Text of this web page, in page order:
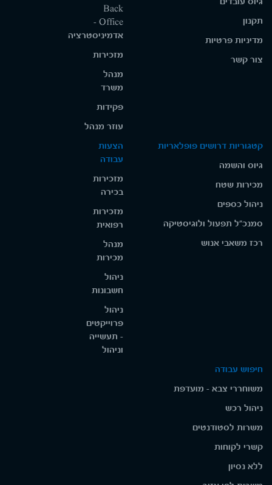
תקנון
מדיניות פרטיות
צור קשר
Back
Office -
אדמיניסטרציה
מזכירות
מנהל
משרד
פקידות
עוזר מנהל
קטגוריות דרושים פופלאריות
גיוס והשמה
מכירות שטח
ניהול כספים
סמנכ"ל תפעול ולוגיסטיקה
רכז משאבי אנוש
הצעות
עבודה
מזכירות
בכירה
מזכירות
רפואית
מנהל
מכירות
ניהול
חשבונות
ניהול
פרוייקטים
- תעשייה
וניהול
חיפוש עבודה
משוחררי צבא - מועדפת
ניהול רכש
משרות לסטודנטים
קשרי לקוחות
ללא נסיון